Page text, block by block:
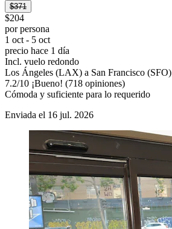
$371
$204
por persona
1 oct - 5 oct
precio hace 1 día
Incl. vuelo redondo
Los Ángeles (LAX) a San Francisco (SFO)
7.2/10 ¡Bueno! (718 opiniones)
Cómoda y suficiente para lo requerido
Enviada el 16 jul. 2026